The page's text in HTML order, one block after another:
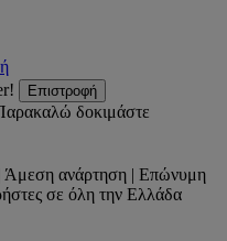
Επιστροφή
δοκιμάστε
Άμεση ανάρτηση | Επώνυμη
σε όλη την Ελλάδα